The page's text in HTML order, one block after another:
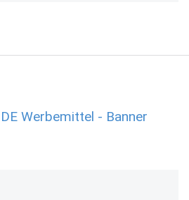
Werbemittel - Banner